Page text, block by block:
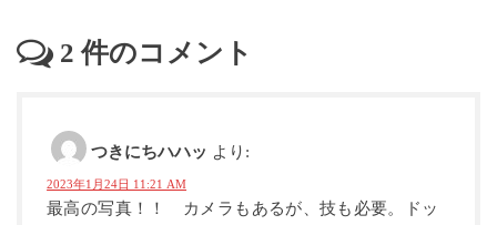
2 件のコメント
つきにちハハッ より:
2023年1月24日 11:21 AM
最高の写真！！ カメラもあるが、技も必要。ドッ